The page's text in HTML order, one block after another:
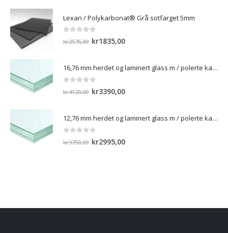
Lexan / Polykarbonat® Grå sotfarget 5mm
out of 5
kr2576,00 Opprinnelig
kr2576,00.
kr1835,00Nåværende
kr1835,00.
16,76 mm herdet og laminert glass m / polerte kanter
out of 5
kr4120,00 Opprinnelig
kr4120,00.
kr3390,00Nåværende
kr3390,00.
12,76 mm herdet og laminert glass m / polerte kanter)
out of 5
kr3750,00 Opprinnelig
kr2995,00Nåværende